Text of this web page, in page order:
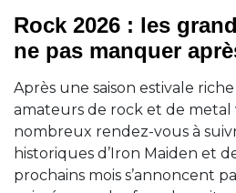
Rock 2026 : les
ne pas manquer
Après une saison estivale
amateurs de rock et de metal
nombreux rendez-vous à
historiques d’Iron Maiden et
prochains mois s’annoncent